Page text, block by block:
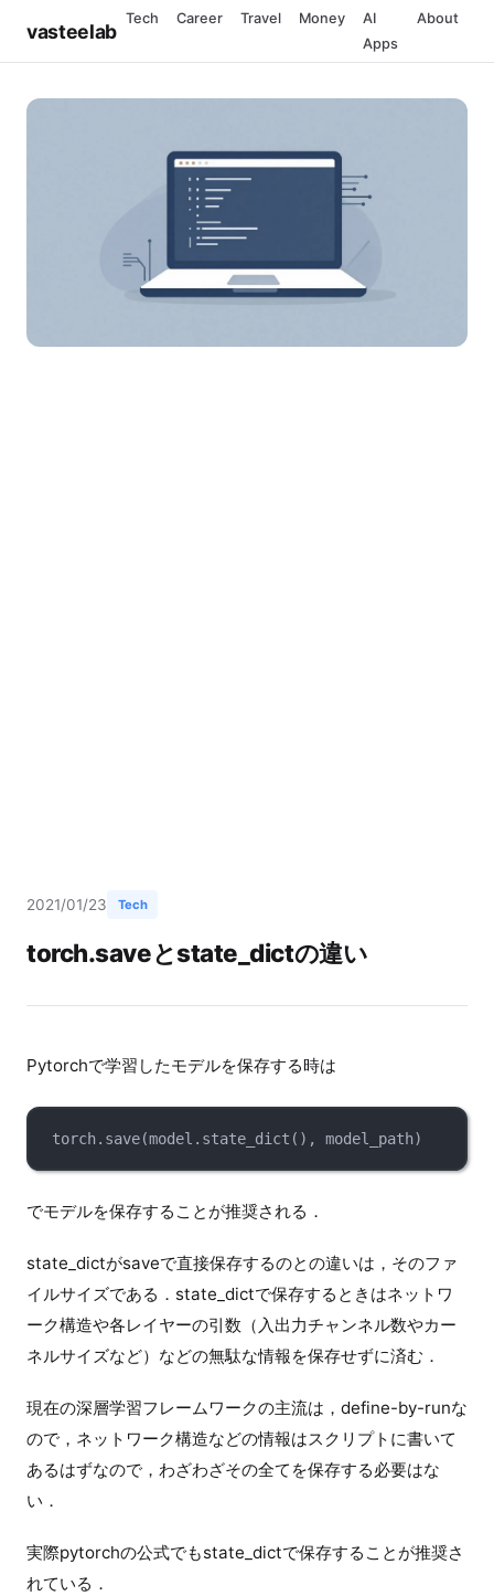
vasteelab
Tech Career Travel Money
AI
Apps
About
2021/01/23 Tech
torch.saveとstate_dictの違い
Pytorchで学習したモデルを保存する時は
torch.save(model.state_dict(), model_path)
でモデルを保存することが推奨される．
state_dictがsaveで直接保存するのとの違いは，そのファ
イルサイズである．state_dictで保存するときはネットワ
ーク構造や各レイヤーの引数（入出力チャンネル数やカー
ネルサイズなど）などの無駄な情報を保存せずに済む．
現在の深層学習フレームワークの主流は，define-by-runな
ので，ネットワーク構造などの情報はスクリプトに書いて
あるはずなので，わざわざその全てを保存する必要はな
い．
実際pytorchの公式でもstate_dictで保存することが推奨さ
れている．